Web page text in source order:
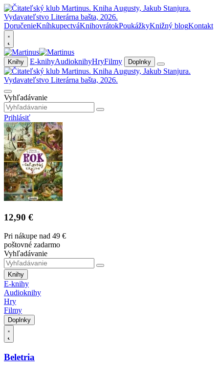
DoručenieKníhkupectváKnihovrátokPoukážkyKnižný blogKontakt
Knihy E-knihyAudioknihyHryFilmy Doplnky
Vyhľadávanie
Prihlásiť
12,90 €
Pri nákupe nad 49 €
poštovné zadarmo
Vyhľadávanie
Knihy
E-knihy
Audioknihy
Hry
Filmy
Doplnky
Beletria